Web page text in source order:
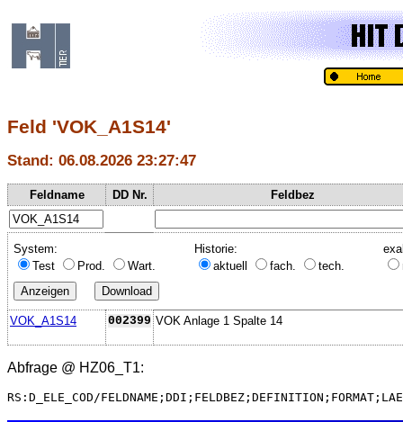
Feld 'VOK_A1S14'
Stand: 06.08.2026 23:27:47
Feldname DD Nr. Feldbez
System:
Test
Prod. Wart.
Historie:
aktuell
fach. tech.
VOK_A1S14 002399 VOK Anlage 1 Spalte 14
Abfrage @ HZ06_T1:
RS:D_ELE_COD/